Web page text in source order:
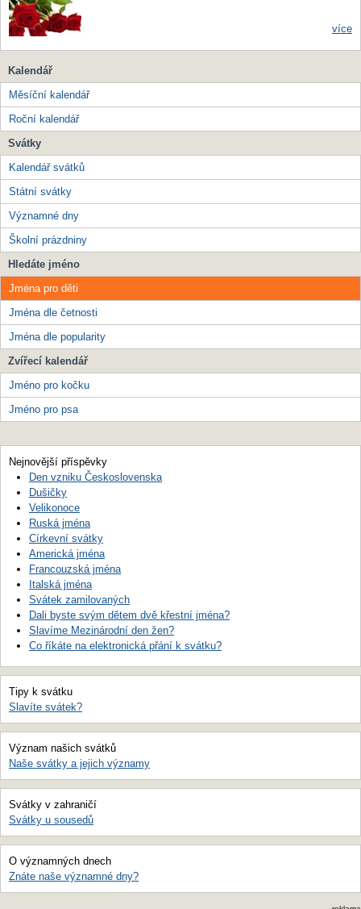
více
Kalendář
Měsíční kalendář
Roční kalendář
Svátky
Kalendář svátků
Státní svátky
Významné dny
Školní prázdniny
Hledáte jméno
Jména pro děti
Jména dle četnosti
Jména dle popularity
Zvířecí kalendář
Jméno pro kočku
Jméno pro psa
Nejnovější příspěvky
Den vzniku Československa
Dušičky
Velikonoce
Ruská jména
Církevní svátky
Americká jména
Francouzská jména
Italská jména
Svátek zamilovaných
Dali byste svým dětem dvě křestní jména?
Slavíme Mezinárodní den žen?
Co říkáte na elektronická přání k svátku?
Tipy k svátku
Slavíte svátek?
Význam našich svátků
Naše svátky a jejich významy
Svátky v zahraničí
Svátky u sousedů
O významných dnech
Znáte naše významné dny?